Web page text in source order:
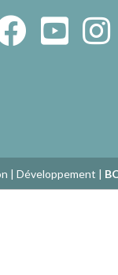
| Développement |